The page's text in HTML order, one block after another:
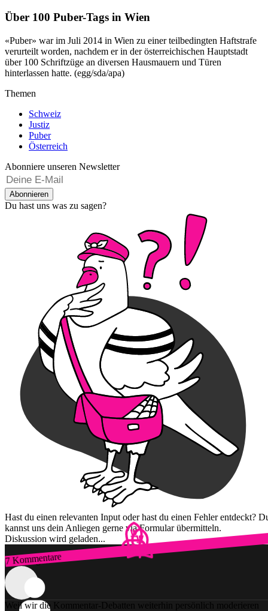
Über 100 Puber-Tags in Wien
«Puber» war im Juli 2014 in Wien zu einer teilbedingten Haftstrafe
verurteilt worden, nachdem er in der österreichischen Hauptstadt
über 100 Schriftzüge an diversen Hausmauern und Türen
hinterlassen hatte. (egg/sda/apa)
Themen
Schweiz
Justiz
Puber
Österreich
Abonniere unseren Newsletter
Abonnieren
Du hast uns was zu sagen?
Hast du einen relevanten Input oder hast du einen Fehler entdeckt?
kannst uns dein Anliegen gerne via Formular übermitteln.
Diskussion wird geladen...
7 Kommentare
Zum Login
Weil wir die Kommentar-Debatten weiterhin persönlich moderieren